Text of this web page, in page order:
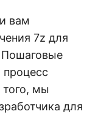
вам
7z для
Пошаговые
процесс
того, мы
для